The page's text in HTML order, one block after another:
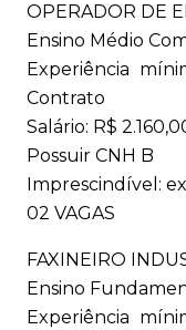
OPERADOR DE
Ensino Médio
Experiência
Contrato
Salário: R$
Possuir CNH B
Imprescindível:
02 VAGAS
FAXINEIRO
Ensino
Experiência